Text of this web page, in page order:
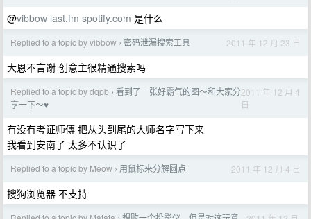
@vibbow last.fm spotify.com 是什么
Replied to a topic by vibbow › 密码泄漏搜索工具 2011 年 12 月 23 日
大恩不言谢 创意主很精通搜索吗
Replied to a topic by dqpb › 看到了一张好霸气的图～和大家分
享一下～♥
2011 年 12 月 4
日
有没有考证师傅 把从头到尾的大师名字写下来
我看到安南了 太多不认识了
Replied to a topic by Meow › 用鼠标来分解圆点 2011 年 12 月 4 日
搜狗浏览器 不支持